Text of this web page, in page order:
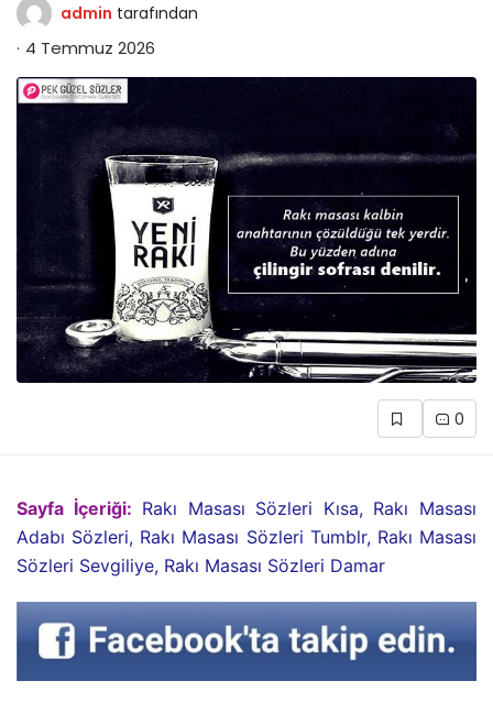
admin tarafından
4 Temmuz 2026
0
Sayfa İçeriği: Rakı Masası Sözleri Kısa, Rakı Masası
Adabı Sözleri, Rakı Masası Sözleri Tumblr, Rakı Masası
Sözleri Sevgiliye, Rakı Masası Sözleri Damar